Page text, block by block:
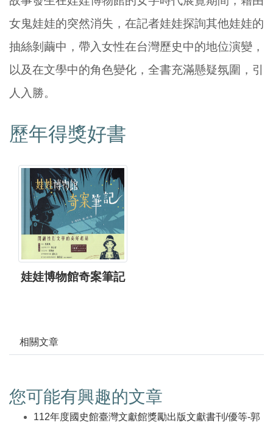
女鬼娃娃的突然消失，在記者娃娃探詢其他娃娃的
抽絲剝繭中，帶入女性在台灣歷史中的地位演變，
以及在文學中的角色變化，全書充滿懸疑氛圍，引
人入勝。
歷年得獎好書
娃娃博物館奇案筆記
相關文章
您可能有興趣的文章
112年度國史館臺灣文獻館獎勵出版文獻書刊/優等-郭